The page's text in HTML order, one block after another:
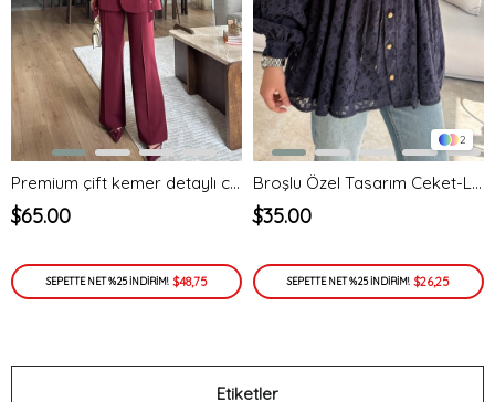
Premium çift kemer detaylı ceket takım - bordo - vakronline
$65.00
SEPETTE NET %25 İNDİRİM! $48,75
2
Broşlu Özel Tasarım Ceket-Lacivert
$35.00
SEPETTE NET %25 İNDİRİM! $26,25
Etiketler